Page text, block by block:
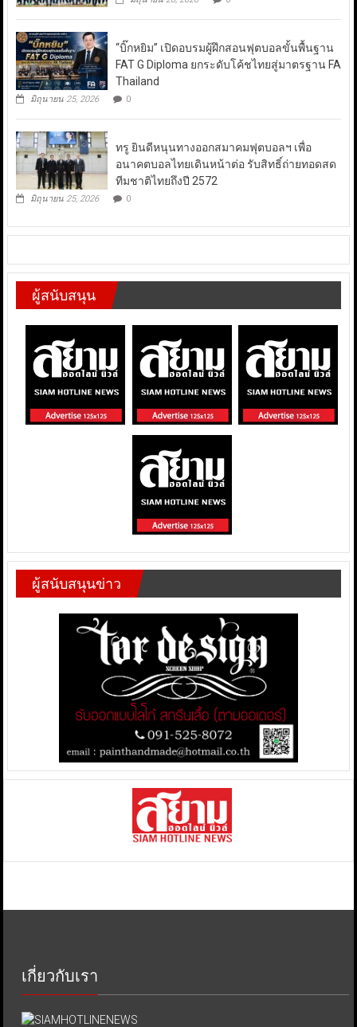
“บิ๊กหยิม” เปิดอบรมผู้ฝึกสอนฟุตบอลขั้นพื้นฐาน
FAT G Diploma ยกระดับโค้ชไทยสู่มาตรฐาน FA
Thailand
มิถุนายน 25, 2026 0
ทรู ยินดีหนุนทางออกสมาคมฟุตบอลฯ เพื่อ
อนาคตบอลไทยเดินหน้าต่อ รับสิทธิ์ถ่ายทอดสด
ทีมชาติไทยถึงปี 2572
มิถุนายน 25, 2026 0
ผู้สนับสนุน
ผู้สนับสนุนข่าว
เกี่ยวกับเรา